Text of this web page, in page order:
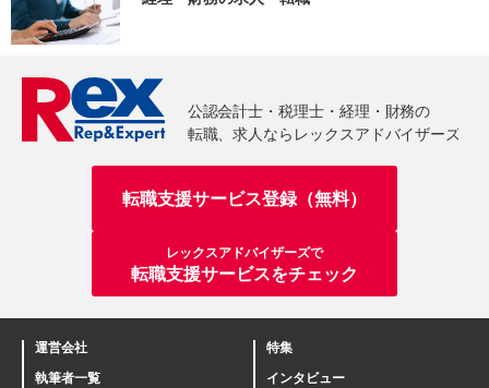
転職支援サービス登録（無料）
レックスアドバイザーズで
転職支援サービスをチェック
運営会社
執筆者一覧
特集
インタビュー